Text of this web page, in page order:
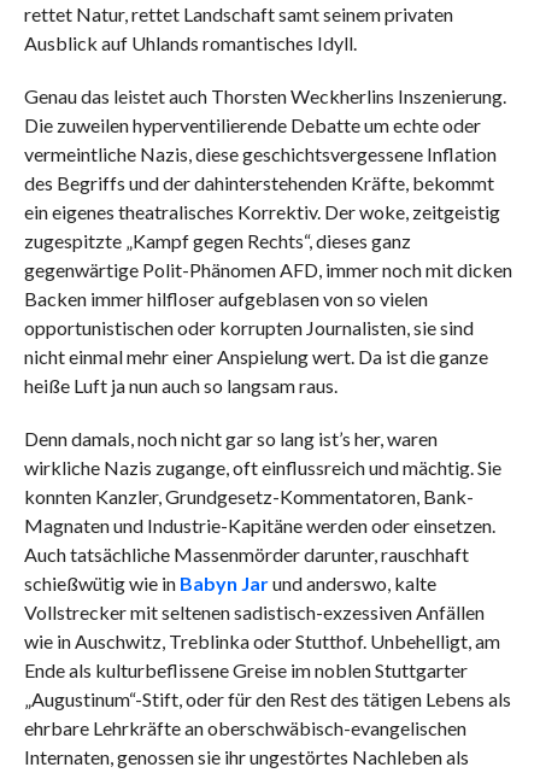
rettet Natur, rettet Landschaft samt seinem privaten
Ausblick auf Uhlands romantisches Idyll.
Genau das leistet auch Thorsten Weckherlins Inszenierung.
Die zuweilen hyperventilierende Debatte um echte oder
vermeintliche Nazis, diese geschichtsvergessene Inflation
des Begriffs und der dahinterstehenden Kräfte, bekommt
ein eigenes theatralisches Korrektiv. Der woke, zeitgeistig
zugespitzte „Kampf gegen Rechts“, dieses ganz
gegenwärtige Polit-Phänomen AFD, immer noch mit dicken
Backen immer hilfloser aufgeblasen von so vielen
opportunistischen oder korrupten Journalisten, sie sind
nicht einmal mehr einer Anspielung wert. Da ist die ganze
heiße Luft ja nun auch so langsam raus.
Denn damals, noch nicht gar so lang ist’s her, waren
wirkliche Nazis zugange, oft einflussreich und mächtig. Sie
konnten Kanzler, Grundgesetz-Kommentatoren, Bank-
Magnaten und Industrie-Kapitäne werden oder einsetzen.
Auch tatsächliche Massenmörder darunter, rauschhaft
schießwütig wie in Babyn Jarund anderswo, kalte
Vollstrecker mit seltenen sadistisch-exzessiven Anfällen
wie in Auschwitz, Treblinka oder Stutthof. Unbehelligt, am
Ende als kulturbeflissene Greise im noblen Stuttgarter
„Augustinum“-Stift, oder für den Rest des tätigen Lebens als
ehrbare Lehrkräfte an oberschwäbisch-evangelischen
Internaten, genossen sie ihr ungestörtes Nachleben als